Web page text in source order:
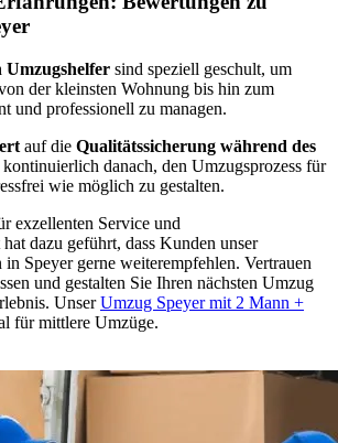
Umzugshelfer sind speziell geschult, um
der kleinsten Wohnung bis hin zum
und professionell zu managen.
auf die Qualitätssicherung während des
kontinuierlich danach, den Umzugsprozess für
wie möglich zu gestalten.
exzellenten Service und
dazu geführt, dass Kunden unser
Speyer gerne weiterempfehlen. Vertrauen
und gestalten Sie Ihren nächsten Umzug
UnserUmzug Speyer mit 2 Mann +
für mittlere Umzüge.